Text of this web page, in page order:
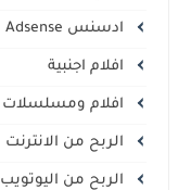
ادسنس Adsense
افلام اجنبية
افلام ومسلسلات
الربح من الانترنت
الربح من اليوتويب